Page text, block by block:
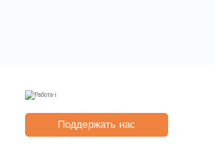
Поддержать нас